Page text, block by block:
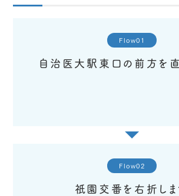
Flow01
自治医大駅東口の前方を
Flow02
祇園交番を右折しま